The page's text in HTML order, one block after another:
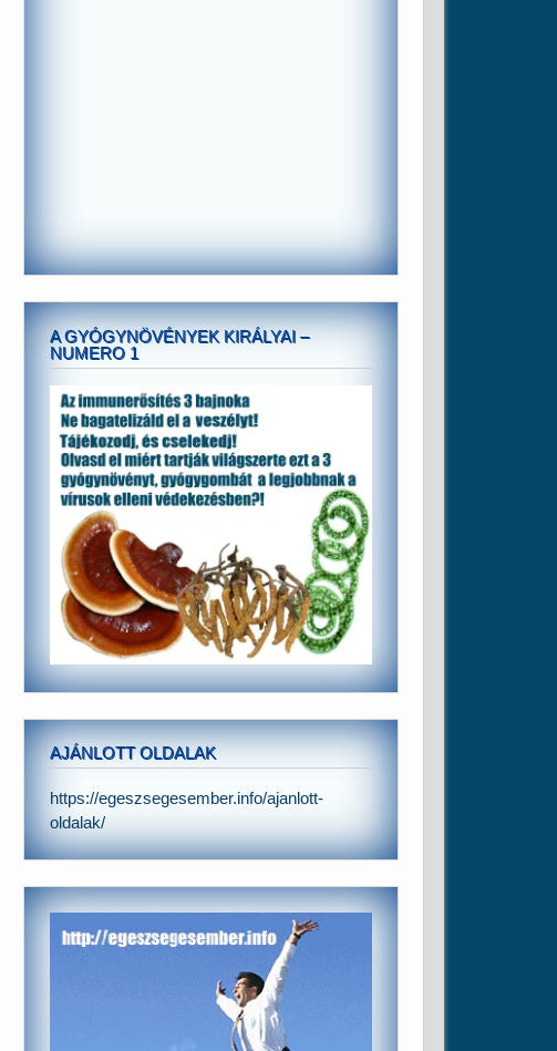
A GYÓGYNÖVÉNYEK KIRÁLYAI –
NUMERO 1
AJÁNLOTT OLDALAK
https://egeszsegesember.info/ajanlott-
oldalak/